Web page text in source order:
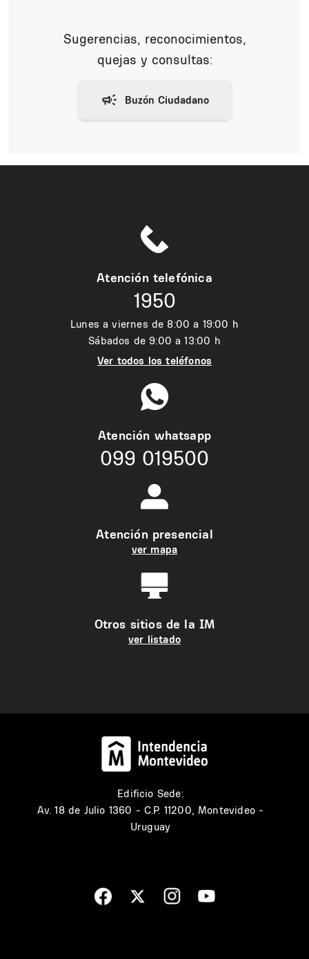
Sugerencias, reconocimientos,
quejas y consultas:
Atención telefónica
1950
Lunes a viernes de 8:00 a 19:00 h
Sábados de 9:00 a 13:00 h
Ver todos los teléfonos
Atención whatsapp
099 019500
Atención presencial
ver mapa
Otros sitios de la IM
ver listado
Edificio Sede:
Av. 18 de Julio 1360 - C.P. 11200, Montevideo -
Uruguay